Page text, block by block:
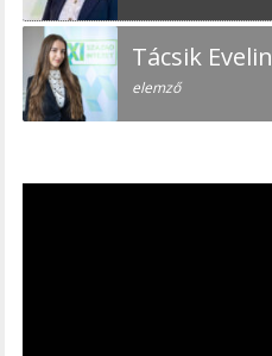
Tácsik Evelin
elemző